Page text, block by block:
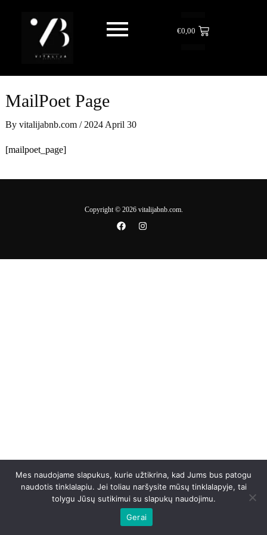
€0,00
MailPoet Page
By vitalijabnb.com / 2024 April 30
[mailpoet_page]
Copyright © 2026 vitalijabnb.com.
Mes naudojame slapukus, kurie užtikrina, kad Jums bus patogu
naudotis tinklalapiu. Jei toliau naršysite mūsų tinklalapyje, tai
tolygu Jūsų sutikimui su slapukų naudojimu.
Gerai